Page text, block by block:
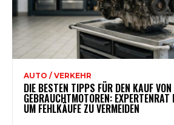
AUTO / VERKEHR
DIE BESTEN TIPPS FÜR DEN KAUF VON
GEBRAUCHTMOTOREN:
UM FEHLKÄUFE ZU VERMEIDEN